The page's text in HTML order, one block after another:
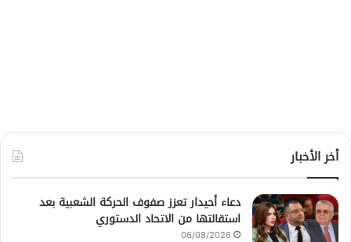
أخر الأخبار
دعاء أحيدار تعزز صفوف الحركة الشعبية بعد
استقالتها من الاتحاد الدستوري
06/08/2026